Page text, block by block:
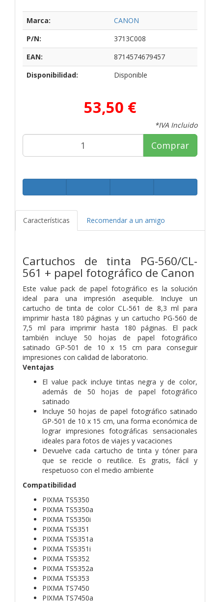
Marca:
CANON
P/N:
3713C008
EAN:
8714574679457
Disponibilidad:
Disponible
53,50 €
*IVA Incluido
Comprar
Características Recomendar a un amigo
Cartuchos de tinta PG-560/CL-
561 + papel fotográfico de Canon
Este value pack de papel fotográfico es la solución
ideal para una impresión asequible. Incluye un
cartucho de tinta de color CL-561 de 8,3 ml para
imprimir hasta 180 páginas y un cartucho PG-560 de
7,5 ml para imprimir hasta 180 páginas. El pack
también incluye 50 hojas de papel fotográfico
satinado GP-501 de 10 x 15 cm para conseguir
impresiones con calidad de laboratorio.
Ventajas
El value pack incluye tintas negra y de color,
además de 50 hojas de papel fotográfico
satinado
Incluye 50 hojas de papel fotográfico satinado
GP-501 de 10 x 15 cm, una forma económica de
lograr impresiones fotográficas sensacionales
ideales para fotos de viajes y vacaciones
Devuelve cada cartucho de tinta y tóner para
que se recicle o reutilice. Es gratis, fácil y
respetuoso con el medio ambiente
Compatibilidad
PIXMA TS5350
PIXMA TS5350a
PIXMA TS5350i
PIXMA TS5351
PIXMA TS5351a
PIXMA TS5351i
PIXMA TS5352
PIXMA TS5352a
PIXMA TS5353
PIXMA TS7450
PIXMA TS7450a